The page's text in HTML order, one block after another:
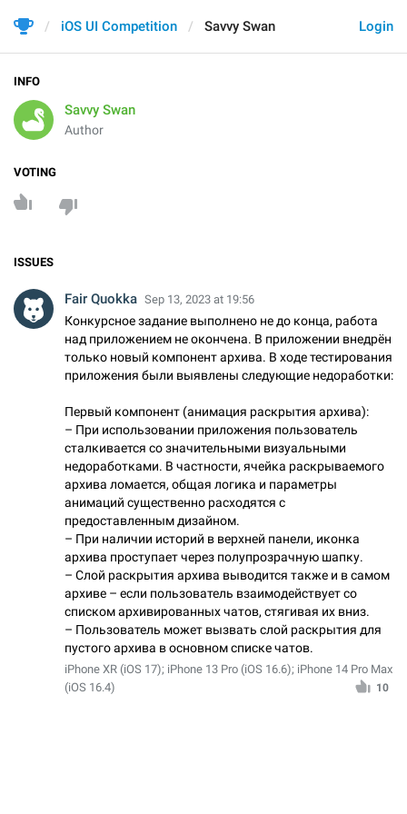
Login
iOS UI Competition Savvy Swan
INFO
Savvy Swan
Author
VOTING
ISSUES
Fair Quokka Sep 13, 2023 at 19:56
Конкурсное задание выполнено не до конца, работа
над приложением не окончена. В приложении внедрён
только новый компонент архива. В ходе тестирования
приложения были выявлены следующие недоработки:
Первый компонент (анимация раскрытия архива):
– При использовании приложения пользователь
сталкивается со значительными визуальными
недоработками. В частности, ячейка раскрываемого
архива ломается, общая логика и параметры
анимаций существенно расходятся с
предоставленным дизайном.
– При наличии историй в верхней панели, иконка
архива проступает через полупрозрачную шапку.
– Слой раскрытия архива выводится также и в самом
архиве – если пользователь взаимодействует со
списком архивированных чатов, стягивая их вниз.
– Пользователь может вызвать слой раскрытия для
пустого архива в основном списке чатов.
iPhone XR (iOS 17); iPhone 13 Pro (iOS 16.6); iPhone 14 Pro Max
(iOS 16.4)
10